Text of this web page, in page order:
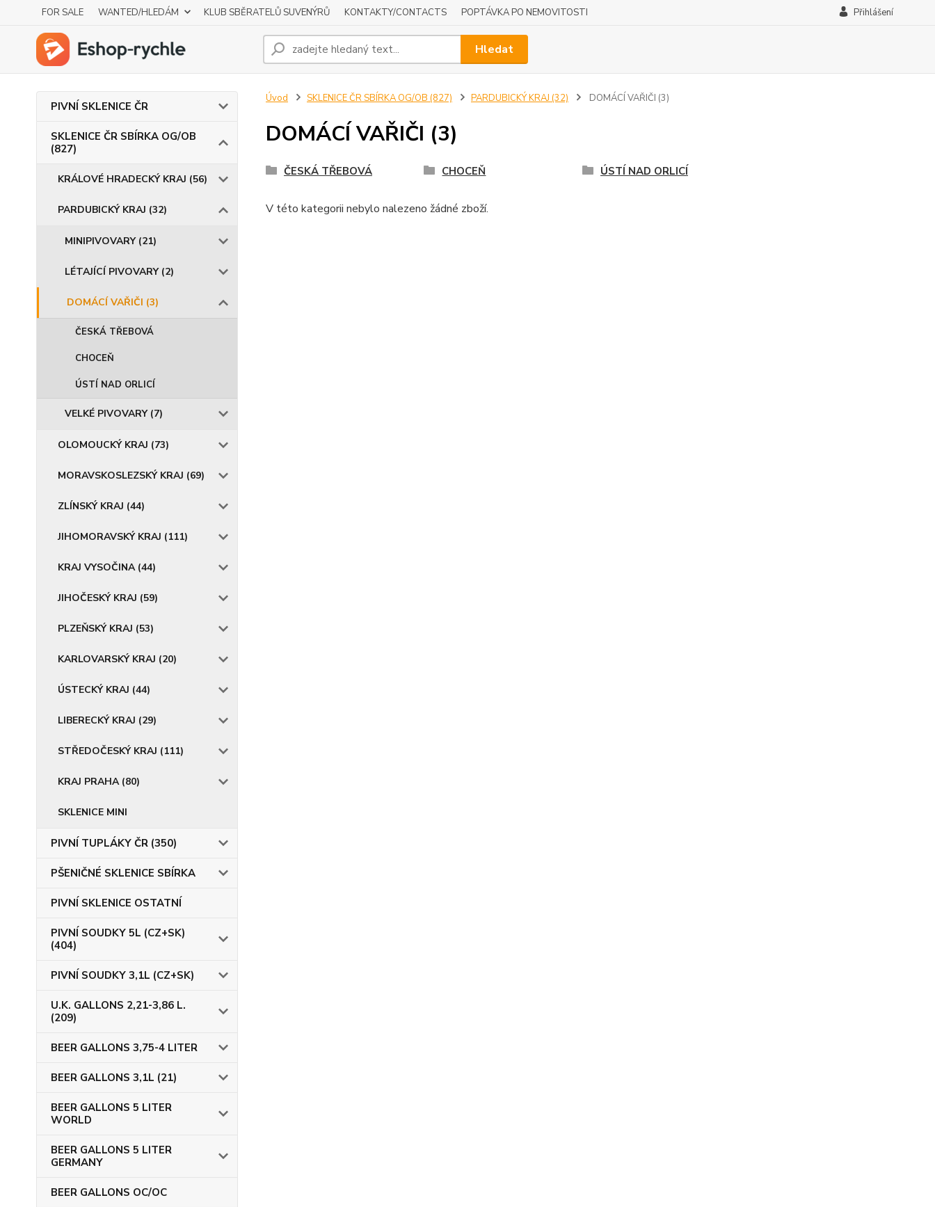
FOR SALE WANTED/HLEDÁM KLUB SBĚRATELŮ SUVENÝRŮ KONTAKTY/CONTACTS POPTÁVKA PO NEMOVITOSTI Přihlášení
Hledat
PIVNÍ SKLENICE ČR
SKLENICE ČR SBÍRKA OG/OB
(827)
KRÁLOVÉ HRADECKÝ KRAJ (56)
PARDUBICKÝ KRAJ (32)
MINIPIVOVARY (21)
LÉTAJÍCÍ PIVOVARY (2)
DOMÁCÍ VAŘIČI (3)
ČESKÁ TŘEBOVÁ
CHOCEŇ
ÚSTÍ NAD ORLICÍ
VELKÉ PIVOVARY (7)
OLOMOUCKÝ KRAJ (73)
MORAVSKOSLEZSKÝ KRAJ (69)
ZLÍNSKÝ KRAJ (44)
JIHOMORAVSKÝ KRAJ (111)
KRAJ VYSOČINA (44)
JIHOČESKÝ KRAJ (59)
PLZEŇSKÝ KRAJ (53)
KARLOVARSKÝ KRAJ (20)
ÚSTECKÝ KRAJ (44)
LIBERECKÝ KRAJ (29)
STŘEDOČESKÝ KRAJ (111)
KRAJ PRAHA (80)
SKLENICE MINI
PIVNÍ TUPLÁKY ČR (350)
PŠENIČNÉ SKLENICE SBÍRKA
PIVNÍ SKLENICE OSTATNÍ
PIVNÍ SOUDKY 5L (CZ+SK)
(404)
PIVNÍ SOUDKY 3,1L (CZ+SK)
U.K. GALLONS 2,21-3,86 L.
(209)
BEER GALLONS 3,75-4 LITER
BEER GALLONS 3,1L (21)
BEER GALLONS 5 LITER
WORLD
BEER GALLONS 5 LITER
GERMANY
BEER GALLONS OC/OC
Úvod SKLENICE ČR SBÍRKA OG/OB (827) PARDUBICKÝ KRAJ (32) DOMÁCÍ VAŘIČI (3)
DOMÁCÍ VAŘIČI (3)
ČESKÁ TŘEBOVÁ CHOCEŇ ÚSTÍ NAD ORLICÍ
V této kategorii nebylo nalezeno žádné zboží.